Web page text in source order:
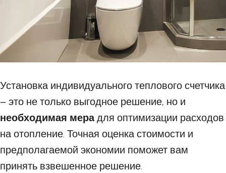
Установка индивидуального теплового счетчика
– это не только выгодное решение, но и
необходимая мерадля оптимизации расходов
на отопление. Точная оценка стоимости и
предполагаемой экономии поможет вам
принять взвешенное решение.